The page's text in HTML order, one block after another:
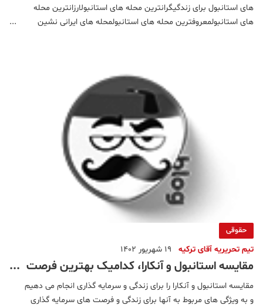
های استانبول برای زندگیگرانترین محله های استانبولارزانترین محله
های استانبولمعروفترین محله های استانبولمحله های ایرانی نشین
حقوقی
تیم تحریریه آقای ترکیه 19 شهریور 1402
مقایسه استانبول و آنکارا، کدامیک بهترین فرصت
های سرمایه گذاری را ارائه می دهد؟
مقایسه استانبول و آنکارا را برای زندگی و سرمایه گذاری انجام می دهیم
و به ویژگی های مربوط به آنها برای زندگی و فرصت های سرمایه گذاری